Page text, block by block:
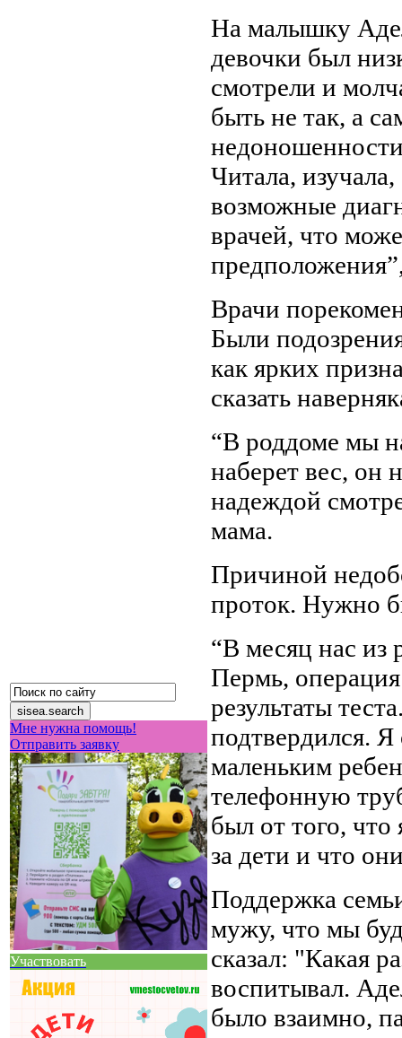
Мне нужна помощь!
Отправить заявку
Участвовать
На малышку
девочки был
смотрели и
быть не так, а
Читала,
возможные
врачей, что
Врачи
Были
как ярких
сказать
“В роддоме мы
наберет вес, он
надеждой
мама.
Причиной
проток. Нужно
“В месяц нас из
Пермь,
результаты
подтвердился.
маленьким
телефонную
был от того, что
за дети и что
Поддержка
мужу, что мы
сказал: "Какая
воспитывал.
было взаимно,